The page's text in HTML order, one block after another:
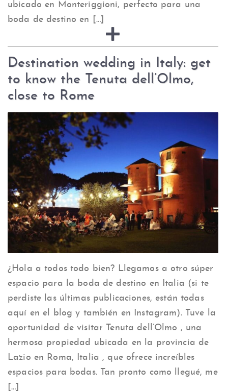
ubicado en Monteriggioni, perfecto para una
boda de destino en […]
Destination wedding in Italy: get
to know the Tenuta dell’Olmo,
close to Rome
¿Hola a todos todo bien? Llegamos a otro súper
espacio para la boda de destino en Italia (si te
perdiste las últimas publicaciones, están todas
aquí en el blog y también en Instagram). Tuve la
oportunidad de visitar Tenuta dell’Olmo , una
hermosa propiedad ubicada en la provincia de
Lazio en Roma, Italia , que ofrece increíbles
espacios para bodas. Tan pronto como llegué, me
[…]